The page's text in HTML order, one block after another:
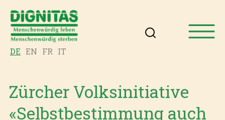
DE EN FR IT
Zürcher Volksinitiative
«Selbstbestimmung auch